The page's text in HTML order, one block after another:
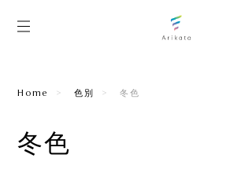
Home 色別 冬色
冬色